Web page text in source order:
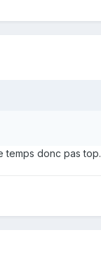
temps donc pas top.